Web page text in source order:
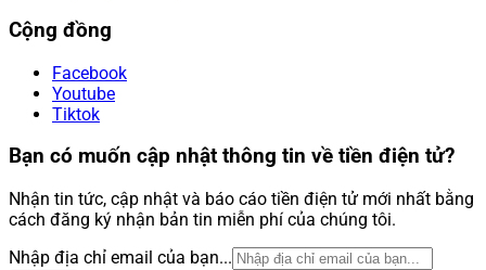
Cộng đồng
Facebook
Youtube
Tiktok
Bạn có muốn cập nhật thông tin về tiền điện tử?
Nhận tin tức, cập nhật và báo cáo tiền điện tử mới nhất bằng
cách đăng ký nhận bản tin miễn phí của chúng tôi.
Nhập địa chỉ email của bạn...